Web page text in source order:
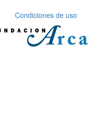
Condiciones de uso